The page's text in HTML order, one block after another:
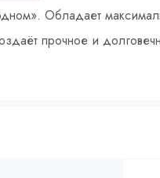
Обладает
прочное и